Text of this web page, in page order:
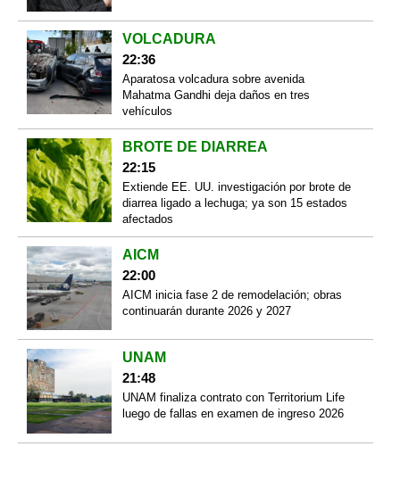
VOLCADURA
22:36
Aparatosa volcadura sobre avenida
Mahatma Gandhi deja daños en tres
vehículos
BROTE DE DIARREA
22:15
Extiende EE. UU. investigación por brote de
diarrea ligado a lechuga; ya son 15 estados
afectados
AICM
22:00
AICM inicia fase 2 de remodelación; obras
continuarán durante 2026 y 2027
UNAM
21:48
UNAM finaliza contrato con Territorium Life
luego de fallas en examen de ingreso 2026